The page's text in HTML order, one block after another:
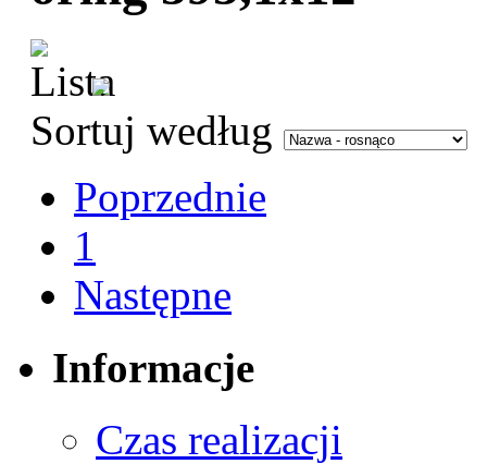
Sortuj według
Poprzednie
1
Następne
Informacje
Czas realizacji